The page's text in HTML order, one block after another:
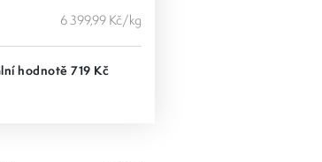
6 399,99 Kč/kg
hodnotě 719 Kč